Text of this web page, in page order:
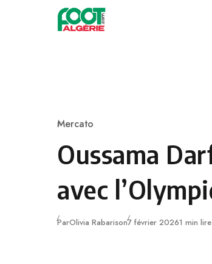
Skip to content
Category
Mercato
Oussama
avec
ParOlivia RabarisonPublié
7 février 20261 min lire